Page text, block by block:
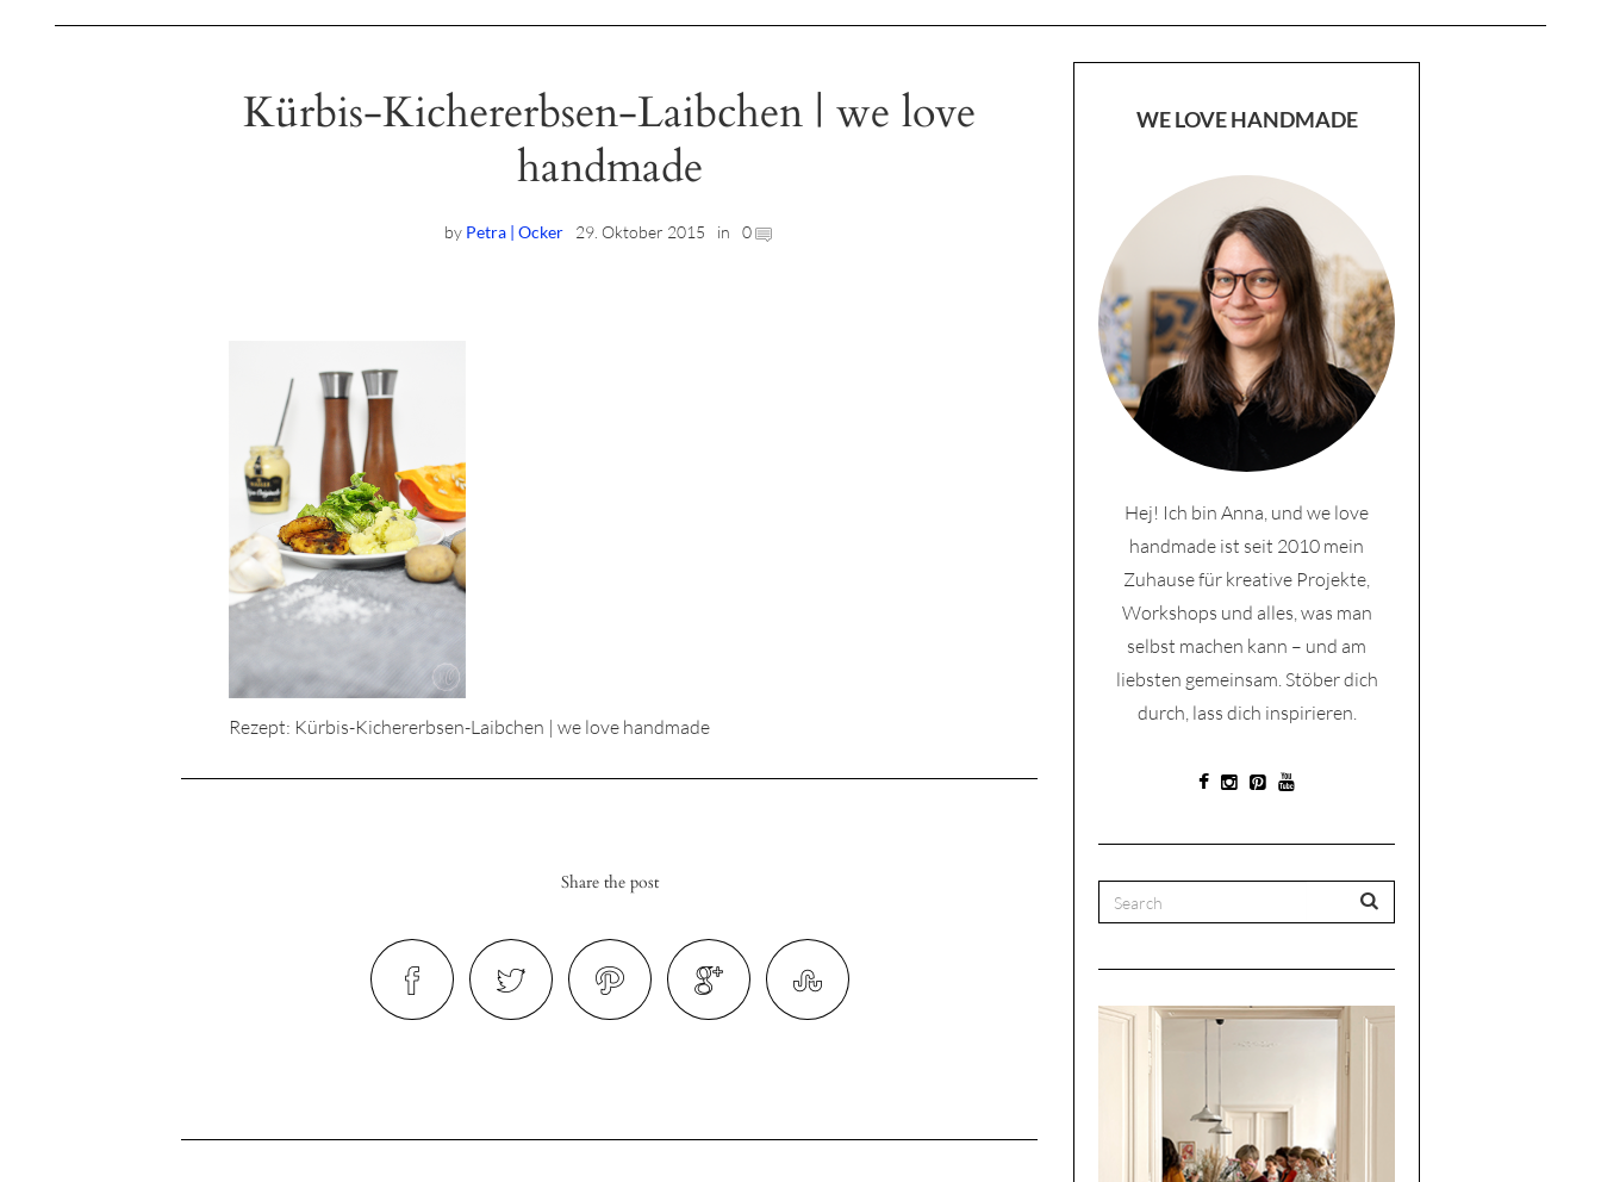
Kürbis-Kichererbsen-Laibchen | we love
handmade
by Petra | Ocker 29. Oktober 2015 in 0
Rezept: Kürbis-Kichererbsen-Laibchen | we love handmade
Share the post
WE LOVE HANDMADE
Hej! Ich bin Anna, und we love
handmade ist seit 2010 mein
Zuhause für kreative Projekte,
Workshops und alles, was man
selbst machen kann – und am
liebsten gemeinsam. Stöber dich
durch, lass dich inspirieren.